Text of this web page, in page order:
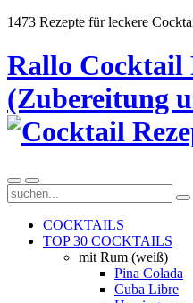
1473 Rezepte für leckere
Rallo Cocktail
(Zubereitung
COCKTAILS
TOP 30 COCKTAILS
mit Rum (weiß)
Pina Colada
Cuba Libre